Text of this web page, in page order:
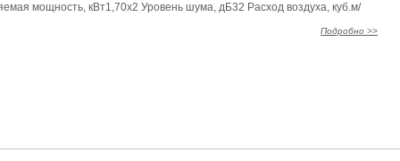
мощность, кВт1,70x2 Уровень шума, дБ32 Расход воздуха, куб.м/
Подробно >>